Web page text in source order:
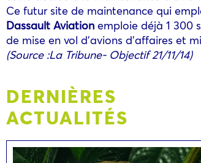
Ce futur site de maintenance qui
Dassault Aviation emploie déjà 1 300
de mise en vol d’avions d’affaires et
(Source :La Tribune- Objectif 21/11/14)
DERNIÈRES
ACTUALITÉS